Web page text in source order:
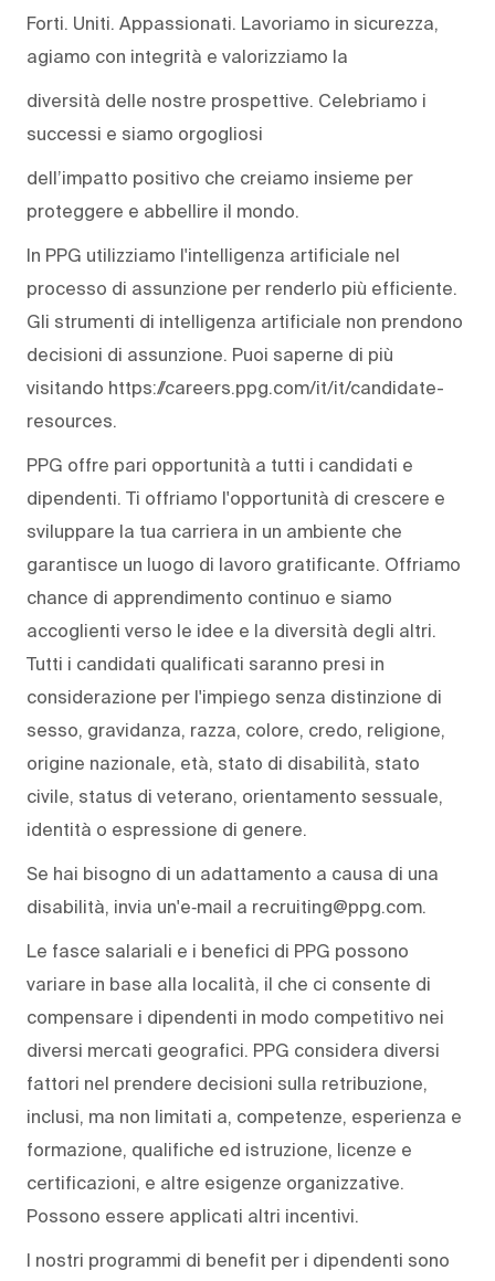
Forti. Uniti. Appassionati. Lavoriamo in sicurezza,
agiamo con integrità e valorizziamo la
diversità delle nostre prospettive. Celebriamo i
successi e siamo orgogliosi
dell’impatto positivo che creiamo insieme per
proteggere e abbellire il mondo.
In PPG utilizziamo l'intelligenza artificiale nel
processo di assunzione per renderlo più efficiente.
Gli strumenti di intelligenza artificiale non prendono
decisioni di assunzione. Puoi saperne di più
visitando https://careers.ppg.com/it/it/candidate-
resources.
PPG offre pari opportunità a tutti i candidati e
dipendenti. Ti offriamo l'opportunità di crescere e
sviluppare la tua carriera in un ambiente che
garantisce un luogo di lavoro gratificante. Offriamo
chance di apprendimento continuo e siamo
accoglienti verso le idee e la diversità degli altri.
Tutti i candidati qualificati saranno presi in
considerazione per l'impiego senza distinzione di
sesso, gravidanza, razza, colore, credo, religione,
origine nazionale, età, stato di disabilità, stato
civile, status di veterano, orientamento sessuale,
identità o espressione di genere.
Se hai bisogno di un adattamento a causa di una
disabilità, invia un'e‑mail a recruiting@ppg.com.
Le fasce salariali e i benefici di PPG possono
variare in base alla località, il che ci consente di
compensare i dipendenti in modo competitivo nei
diversi mercati geografici. PPG considera diversi
fattori nel prendere decisioni sulla retribuzione,
inclusi, ma non limitati a, competenze, esperienza e
formazione, qualifiche ed istruzione, licenze e
certificazioni, e altre esigenze organizzative.
Possono essere applicati altri incentivi.
I nostri programmi di benefit per i dipendenti sono